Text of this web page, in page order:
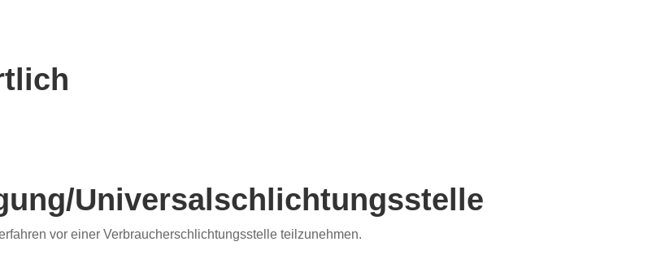
Universal­schlichtungs­stelle
vor einer Verbraucherschlichtungsstelle teilzunehmen.